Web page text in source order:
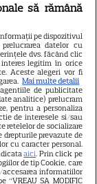
să rămână
pe dispozitivul
datelor cu
dvs. făcând clic
legitim în orice
Aceste alegeri vor fi
Mai multe detalii
de publicitate
analitice) prelucram
pentru a personaliza
de interesele si/sau
retelelor de socializare
drepturile prevazute de
cu caracter personal.
aici. Prin click pe
de tip Cookie, care
informatiilor
SA MODIFIC